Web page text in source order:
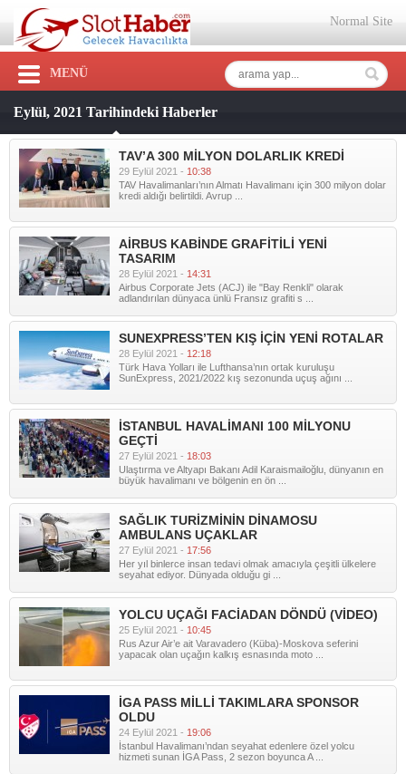
Normal Site
MENÜ
Eylül, 2021 Tarihindeki Haberler
TAV’A 300 MİLYON DOLARLIK KREDİ
29 Eylül 2021 - 10:38
TAV Havalimanları’nın Almatı Havalimanı için 300 milyon dolar
kredi aldığı belirtildi. Avrup ...
AİRBUS KABİNDE GRAFİTİLİ YENİ
TASARIM
28 Eylül 2021 - 14:31
Airbus Corporate Jets (ACJ) ile "Bay Renkli" olarak
adlandırılan dünyaca ünlü Fransız grafiti s ...
SUNEXPRESS’TEN KIŞ İÇİN YENİ ROTALAR
28 Eylül 2021 - 12:18
Türk Hava Yolları ile Lufthansa’nın ortak kuruluşu
SunExpress, 2021/2022 kış sezonunda uçuş ağını ...
İSTANBUL HAVALİMANI 100 MİLYONU
GEÇTİ
27 Eylül 2021 - 18:03
Ulaştırma ve Altyapı Bakanı Adil Karaismailoğlu, dünyanın en
büyük havalimanı ve bölgenin en ön ...
SAĞLIK TURİZMİNİN DİNAMOSU
AMBULANS UÇAKLAR
27 Eylül 2021 - 17:56
Her yıl binlerce insan tedavi olmak amacıyla çeşitli ülkelere
seyahat ediyor. Dünyada olduğu gi ...
YOLCU UÇAĞI FACİADAN DÖNDÜ (VİDEO)
25 Eylül 2021 - 10:45
Rus Azur Air’e ait Varavadero (Küba)-Moskova seferini
yapacak olan uçağın kalkış esnasında moto ...
İGA PASS MİLLİ TAKIMLARA SPONSOR
OLDU
24 Eylül 2021 - 19:06
İstanbul Havalimanı’ndan seyahat edenlere özel yolcu
hizmeti sunan İGA Pass, 2 sezon boyunca A ...